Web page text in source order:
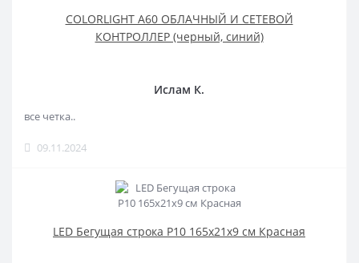
COLORLIGHT A60 ОБЛАЧНЫЙ И СЕТЕВОЙ
КОНТРОЛЛЕР (черный, синий)
Ислам К.
все четка..
09.11.2024
LED Бегущая строка Р10 165x21x9 см Красная